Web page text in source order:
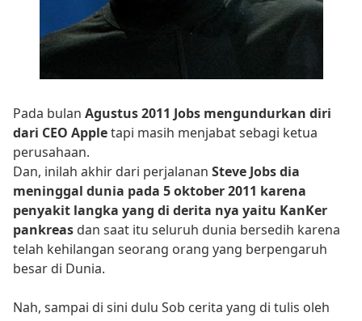
Pada bulan Agustus 2011 Jobs mengundurkan diri
dari CEO Appletapi masih menjabat sebagi ketua
perusahaan.
Dan, inilah akhir dari perjalanan Steve Jobs dia
meninggal dunia pada 5 oktober 2011 karena
penyakit langka yang di derita nya yaitu KanKer
pankreas dan saat itu seluruh dunia bersedih karena
telah kehilangan seorang orang yang berpengaruh
besar di Dunia.
Nah, sampai di sini dulu Sob cerita yang di tulis oleh